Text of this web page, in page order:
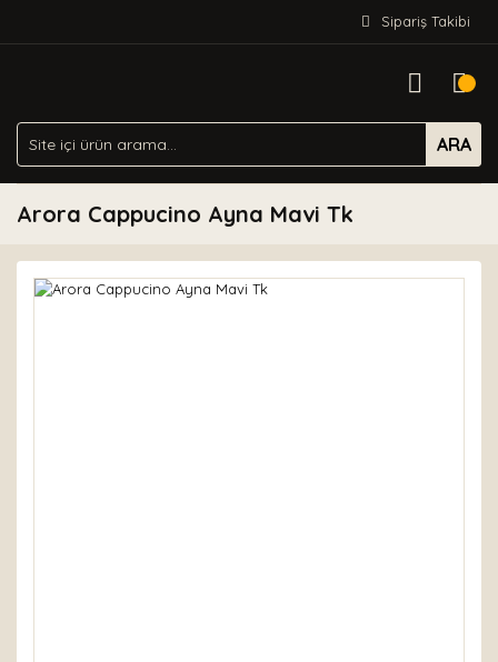
Sipariş Takibi
ARA
Arora Cappucino Ayna Mavi Tk